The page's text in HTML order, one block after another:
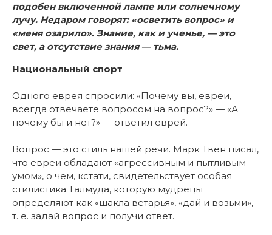
подобен включенной лампе или солнечному
лучу. Недаром говорят: «осветить вопрос» и
«меня озарило». Знание, как и ученье, — это
свет, а отсутствие знания — тьма.
Национальный спорт
Одного еврея спросили: «Почему вы, евреи,
всегда отвечаете вопросом на вопрос?» — «А
почему бы и нет?» — ответил еврей.
Вопрос — это стиль нашей речи. Марк Твен писал,
что евреи обладают «агрессивным и пытливым
умом», о чем, кстати, свидетельствует особая
стилистика Талмуда, которую мудрецы
определяют как «шакла ветарья», «дай и возьми»,
т. е. задай вопрос и получи ответ.